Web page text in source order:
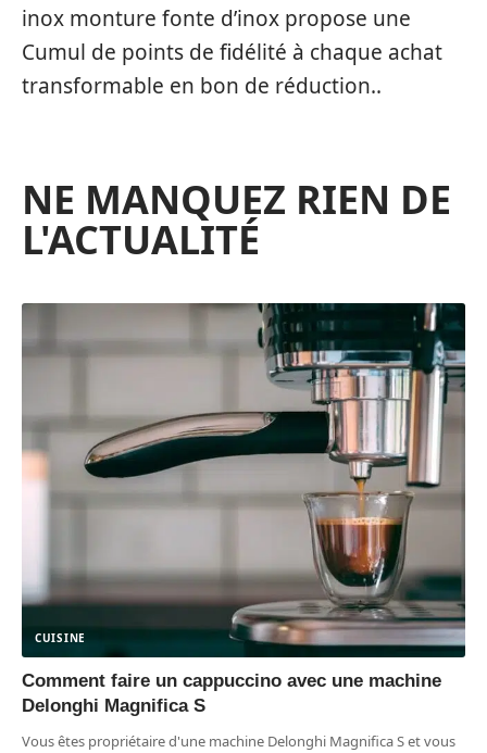
inox monture fonte d’inox propose une
Cumul de points de fidélité à chaque achat
transformable en bon de réduction..
NE MANQUEZ RIEN DE
L'ACTUALITÉ
CUISINE
Comment faire un cappuccino avec une machine
Delonghi Magnifica S
Vous êtes propriétaire d'une machine Delonghi Magnifica S et vous